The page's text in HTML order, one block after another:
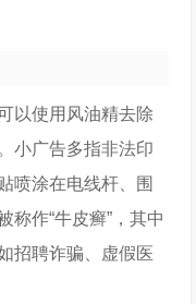
以使用风油精去除
小广告多指非法印
喷涂在电线杆、围
称作“牛皮癣”，其中
招聘诈骗、虚假医